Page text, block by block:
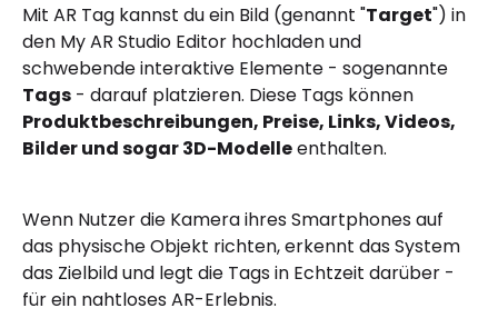
Mit AR Tag kannst du ein Bild (genannt "Target") in
den My AR Studio Editor hochladen und
schwebende interaktive Elemente - sogenannte
Tags - darauf platzieren. Diese Tags können
Produktbeschreibungen, Preise, Links, Videos,
Bilder und sogar 3D-Modelleenthalten.
Wenn Nutzer die Kamera ihres Smartphones auf
das physische Objekt richten, erkennt das System
das Zielbild und legt die Tags in Echtzeit darüber -
für ein nahtloses AR-Erlebnis.